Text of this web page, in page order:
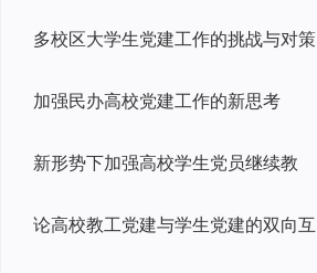
多校区大学生党建工作的挑战与对策
加强民办高校党建工作的新思考
新形势下加强高校学生党员继续教
论高校教工党建与学生党建的双向互